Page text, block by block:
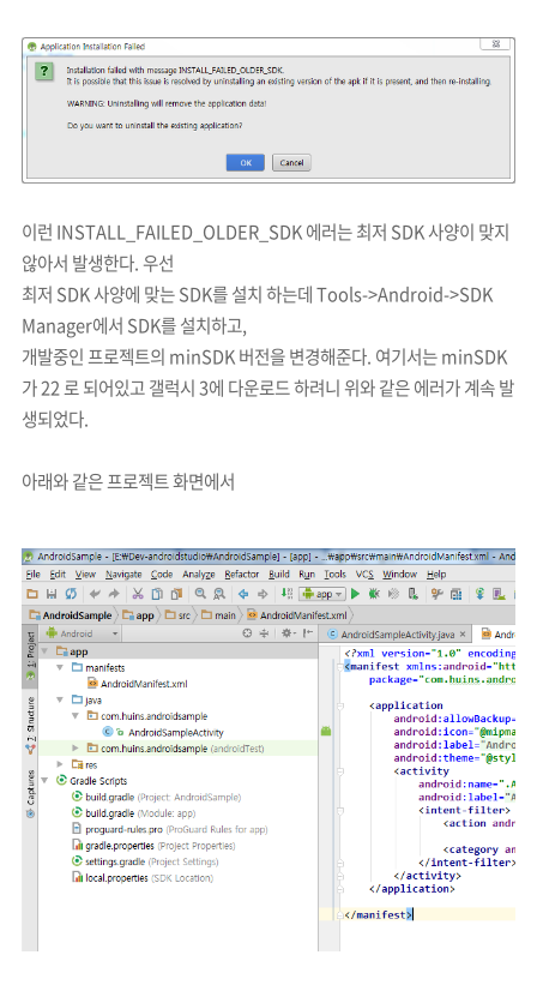
이런 INSTALL_FAILED_OLDER_SDK 에러는 최저 SDK 사양이 맞지
않아서 발생한다. 우선
최저 SDK 사양에 맞는 SDK를 설치 하는데Tools->Android->SDK
Manager에서 SDK를 설치하고,
개발중인 프로젝트의 minSDK 버전을 변경해준다. 여기서는 minSDK
가 22 로 되어있고 갤럭시 3에 다운로드 하려니 위와 같은 에러가 계속 발
생되었다.
아래와 같은 프로젝트 화면에서